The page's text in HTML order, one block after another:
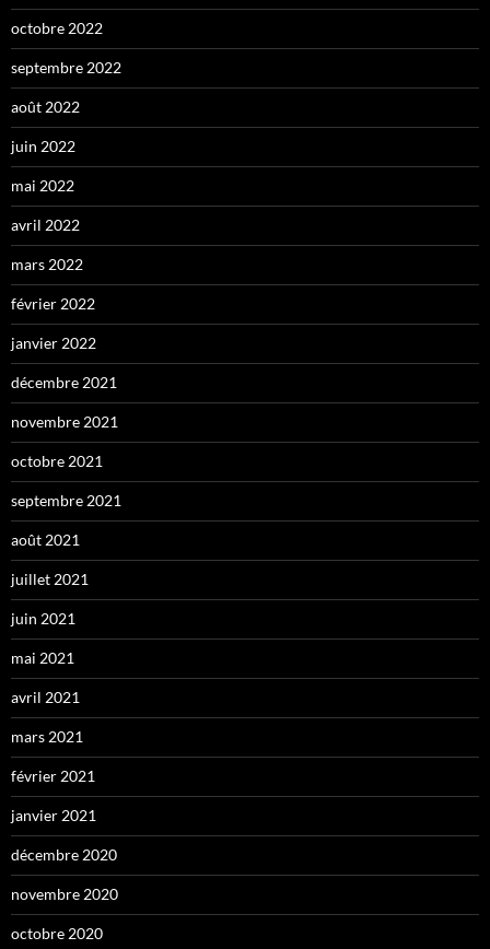
octobre 2022
septembre 2022
août 2022
juin 2022
mai 2022
avril 2022
mars 2022
février 2022
janvier 2022
décembre 2021
novembre 2021
octobre 2021
septembre 2021
août 2021
juillet 2021
juin 2021
mai 2021
avril 2021
mars 2021
février 2021
janvier 2021
décembre 2020
novembre 2020
octobre 2020